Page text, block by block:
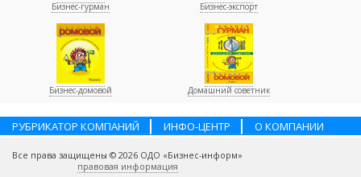
Бизнес-гурман Бизнес-экспорт
Бизнес-домовой Домашний советник
РУБРИКАТОР КОМПАНИЙ ИНФО-ЦЕНТР
О КОМПАНИИ
Все права защищены © 2026 ОДО «Бизнес-информ»
правовая информация